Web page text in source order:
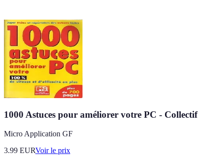
1000 Astuces pour améliorer votre PC - Collectif
Micro Application GF
3.99 EURVoir le prix